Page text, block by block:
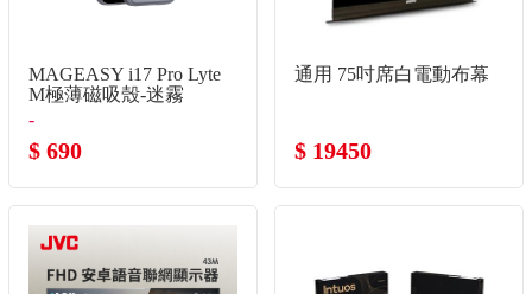
MAGEASY i17 Pro Lyte
M極薄磁吸殼-迷霧
-
$ 690
通用 75吋席白電動布幕
$ 19450